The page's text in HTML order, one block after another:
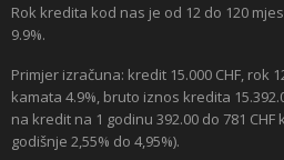
Rok kredita kod nas je od 12 do 120
9.9%.
Primjer izračuna: kredit 15.000 CHF, rok
kamata 4.9%, bruto iznos kredita
na kredit na 1 godinu 392.00 do 781
godišnje 2,55% do 4,95%).